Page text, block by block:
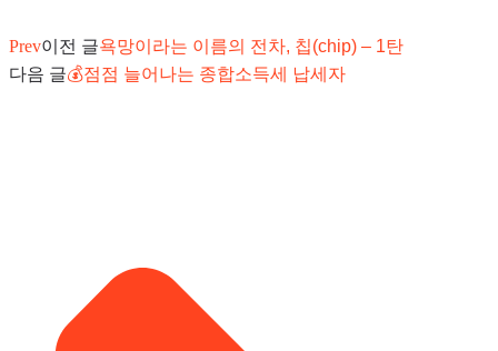
Prev이전 글욕망이라는 이름의 전차, 칩(chip) – 1탄
다음 글💰점점 늘어나는 종합소득세 납세자